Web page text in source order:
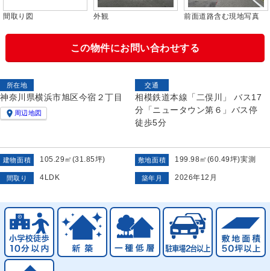
間取り図 外観 前面道路含む現地写真
この物件にお問い合わせする
所在地
神奈川県横浜市旭区今宿２丁目
 周辺地図
交通
相模鉄道本線「二俣川」 バス17
分「ニュータウン第６」バス停
徒歩5分
建物面積 105.29㎡(31.85坪) 敷地面積 199.98㎡(60.49坪)実測
間取り 4LDK 築年月 2026年12月